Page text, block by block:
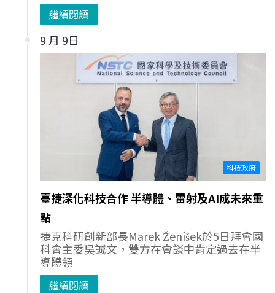
繼續閱讀
9 月 9日
科技政府
臺捷深化科技合作 半導體、雷射及AI成未來重
點
捷克科研創新部長Marek Ženíšek於5日拜會國
科會主委吳誠文，雙方在會談中肯定過去在半
導體領
繼續閱讀